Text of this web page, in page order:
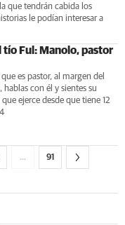
que tendrán cabida los
le podían interesar a
tío Ful: Manolo, pastor
es pastor, al margen del
hablas con él y sientes su
ejerce desde que tiene 12
… 91